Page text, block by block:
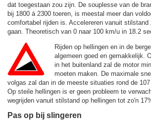
dat toegestaan zou zijn. De souplesse van de
bij 1800 á 2300 toeren, is meestal meer dan
comfortabel rijden is. Accelereren vanuit stilstand
gaan. Theoretisch van 0 naar 100 km/u in 18.2
Rijden op hellingen en in de
algemeen goed en gemakkelijk.
in het buitenland zal de motor
moeten maken. De maximale
volgas zal dan in de meeste situaties rond de
Op steile hellingen is er geen probleem te
wegrijden vanuit stilstand op hellingen tot zo'n
Pas op bij slingeren